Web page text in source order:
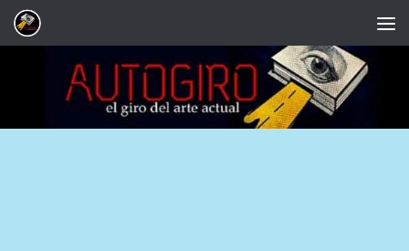
Saltar al contenido